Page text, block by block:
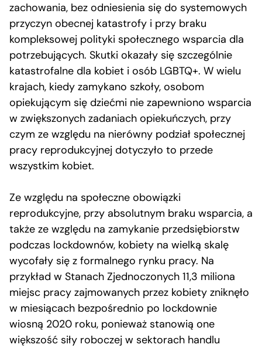
zachowania, bez odniesienia się do systemowych
przyczyn obecnej katastrofy i przy braku
kompleksowej polityki społecznego wsparcia dla
potrzebujących. Skutki okazały się szczególnie
katastrofalne dla kobiet i osób LGBTQ+. W wielu
krajach, kiedy zamykano szkoły, osobom
opiekującym się dziećmi nie zapewniono wsparcia
w zwiększonych zadaniach opiekuńczych, przy
czym ze względu na nierówny podział społecznej
pracy reprodukcyjnej dotyczyło to przede
wszystkim kobiet.
Ze względu na społeczne obowiązki
reprodukcyjne, przy absolutnym braku wsparcia, a
także ze względu na zamykanie przedsiębiorstw
podczas lockdownów, kobiety na wielką skalę
wycofały się z formalnego rynku pracy. Na
przykład w Stanach Zjednoczonych 11,3 miliona
miejsc pracy zajmowanych przez kobiety zniknęło
w miesiącach bezpośrednio po lockdownie
wiosną 2020 roku, ponieważ stanowią one
większość siły roboczej w sektorach handlu